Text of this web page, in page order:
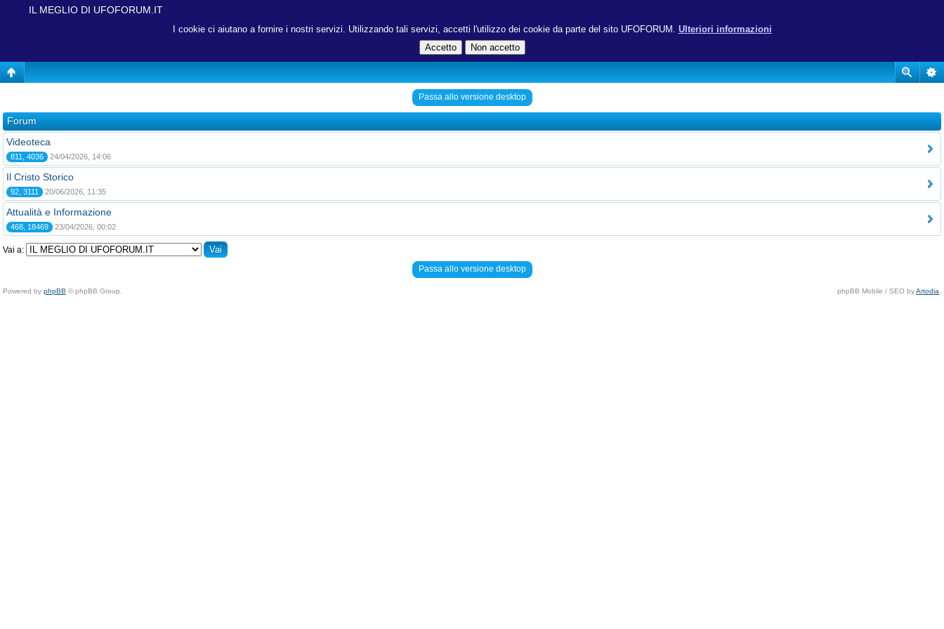
I cookie ci aiutano a fornire i nostri servizi. Utilizzando tali servizi, accetti l'utilizzo dei cookie da parte del sito UFOFORUM. Ulteriori informazioni
IL MEGLIO DI UFOFORUM.IT
Passa allo versione desktop
Forum
Videoteca
811, 4036 24/04/2026, 14:06
Il Cristo Storico
92, 3111 20/06/2026, 11:35
Attualità e Informazione
468, 18469 23/04/2026, 00:02
Vai a:
Passa allo versione desktop
Powered by phpBB © phpBB Group. phpBB Mobile / SEO byArtodia